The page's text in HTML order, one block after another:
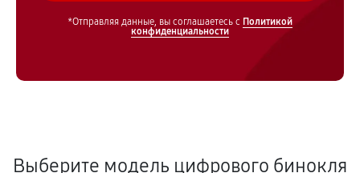
*Отправляя данные, вы соглашаетесь с Политикой
конфиденциальности
Выберите модель цифрового бинокля